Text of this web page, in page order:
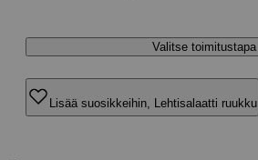
Valitse toimitustapa
Lisää suosikkeihin, Lehtisalaatti ruukku